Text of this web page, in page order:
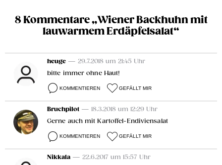
8 Kommentare „Wiener Backhuhn mit
lauwarmem Erdäpfelsalat“
heuge — 29.7.2018 um 21:45 Uhr
bitte immer ohne Haut!
KOMMENTIEREN GEFÄLLT MIR
Bruchpilot — 18.3.2018 um 12:29 Uhr
Gerne auch mit Kartoffel-Endiviensalat
KOMMENTIEREN GEFÄLLT MIR
Nikkala — 22.6.2017 um 15:57 Uhr